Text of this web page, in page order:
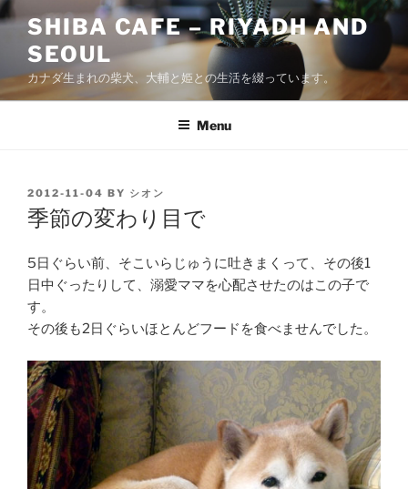
Skip
content
SHIBA CAFE – RIYADH AND
SEOUL
カナダ生まれの柴犬、大輔と姫との生活を綴っています。
Menu
POSTED
ON
2012-11-04 BY シオン
季節の変わり目で
5日ぐらい前、そこいらじゅうに吐きまくって、その後1
日中ぐったりして、溺愛ママを心配させたのはこの子で
す。
その後も2日ぐらいほとんどフードを食べませんでした。